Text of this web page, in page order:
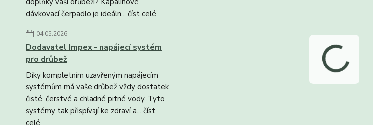
doplňky vaší drůbeži? Kapalinové
dávkovací čerpadlo je ideáln... číst celé
04.05.2026
Dodavatel Impex - napájecí systém
pro drůbež
Díky kompletním uzavřeným napájecím
systémům má vaše drůbež vždy dostatek
čisté, čerstvé a chladné pitné vody. Tyto
systémy tak přispívají ke zdraví a... číst
celé